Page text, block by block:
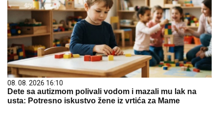
08. 08. 2026 16:10
Dete sa autizmom polivali vodom i mazali mu lak na
usta: Potresno iskustvo žene iz vrtića za Mame